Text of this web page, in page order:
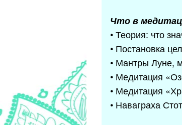
Что в
• Теория: что
• Постановка
• Мантры Луне,
• Медитация
• Медитация
• Наваграха